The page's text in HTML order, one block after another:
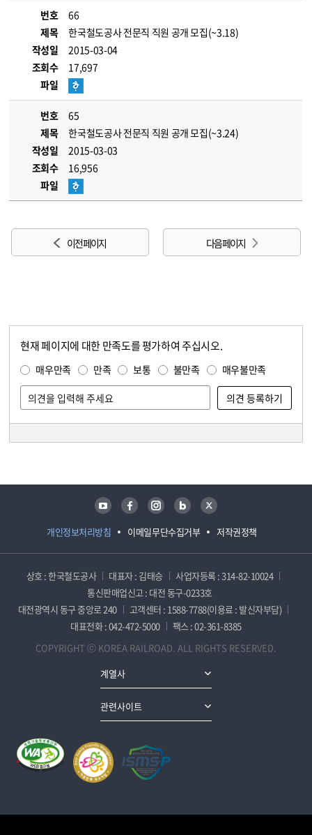
번호
66
제목
한국철도공사 전문직 직원 공개 모집(~3.18)
작성일
2015-03-04
조회수
17,697
파일
번호
65
제목
한국철도공사 전문직 직원 공개 모집(~3.24)
작성일
2015-03-03
조회수
16,956
파일
이전 페이지 다음 페이지
현재 페이지에 대한 만족도를 평가하여 주십시오.
매우만족 만족 보통 불만족 매우불만족
개인정보처리방침 이메일무단수집거부 저작권정책
유튜브 페이스북 인스타그램 블로그 트위터
상호 : 한국철도공사 대표자 : 김태승
사업자등록 : 314-82-10024
통신판매업신고 : 대전 동구-0233호
대전광역시 동구 중앙로 240
고객센터 : 1588-7788(이용료 : 발신자부담)
대표전화 : 042-472-5000
팩스 : 02-361-8385
COPYRIGHT ⓒ KOREA RAILROAD. ALL RIGHTS RESERVED.
계열사
관련사이트